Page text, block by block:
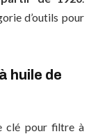
d’outils pour
huile de
clé pour filtre à